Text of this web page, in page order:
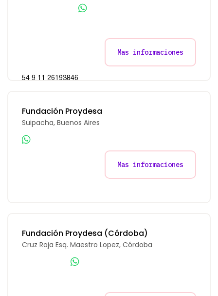
54 9 11 26193846
Mas informaciones
Fundación Proydesa
Suipacha, Buenos Aires
Mas informaciones
Fundación Proydesa (Córdoba)
Cruz Roja Esq. Maestro Lopez, Córdoba